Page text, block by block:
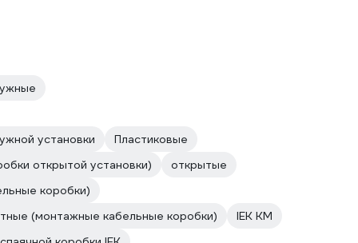
установки
Пластиковые
открытой установки)
открытые
коробки)
(монтажные кабельные коробки)
IEK КМ